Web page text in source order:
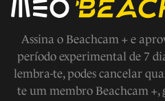
Assina o Beachcam + e
período experimental de 7
lembra-te, podes cancelar
te um membro Beachcam +,